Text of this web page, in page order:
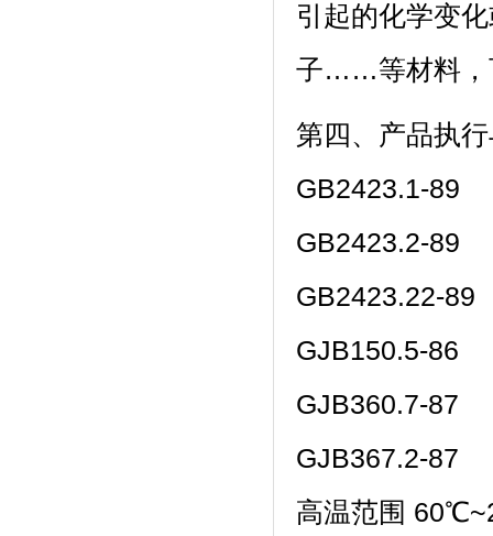
引起的化学变化或
子……等材料
第四、产品
GB2423.1-89
GB2423.2-89
GB2423.22-89
GJB150.5-86
GJB360.7-87
GJB367.2-87
高温范围